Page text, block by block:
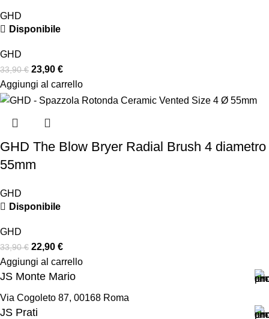
GHD
Disponibile
GHD
33,90€ 23,90 €
Aggiungi al carrello
GHD The Blow Bryer Radial Brush 4 diametro
55mm
GHD
Disponibile
GHD
33,90€ 22,90 €
Aggiungi al carrello
JS Monte Mario
Via Cogoleto 87, 00168 Roma
JS Prati